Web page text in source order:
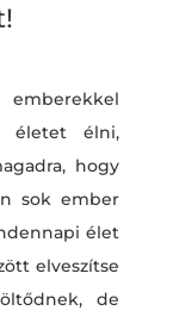
életet élni,
hogy
sok ember
élet
elveszítse
de